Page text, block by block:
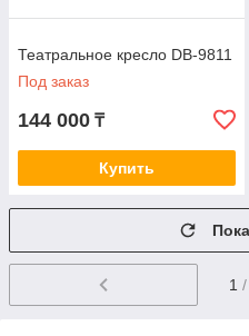
Театральное кресло DB-9811
Под заказ
144 000 ₸
Купить
1